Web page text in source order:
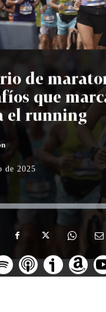
de
que
el running
de 2025